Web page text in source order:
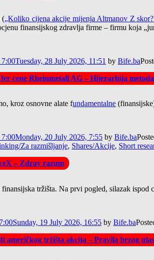
(„Koliko cijena akcije mijenja Altmanov Z
finansijskog zdravlja firme – firmu koja
7:00Tuesday, 28 July 2026, 11:51 by Bife.ba
cene Rheinmetall AG – Hijerarhija
kroz osnovne alate fundamentalne
Monday, 20 July 2026, 7:55 by Bife.ba
Za razmišljanje, Shares/Akcije, Short
– Zdrav razum
tržišta. Na prvi pogled, silazak
Sunday, 19 July 2026, 16:55 by Bife.ba
američkog tržišta akcija – Pravila brzog